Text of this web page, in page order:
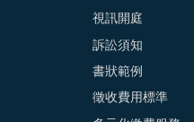
視訊開庭
訴訟須知
書狀範例
徵收費用標準